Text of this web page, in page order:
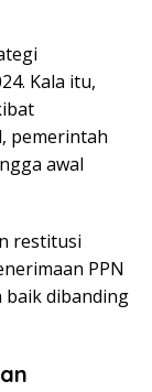
Kala itu,
pemerintah
awal
restitusi
PPN
baik dibanding